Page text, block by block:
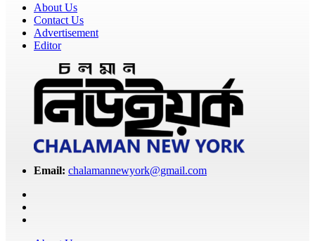
About Us
Contact Us
Advertisement
Editor
Email: chalamannewyork@gmail.com